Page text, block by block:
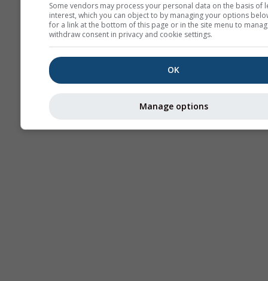
Cross-section
Some vendors may process your personal data on the basis of
interest, which you can object to by managing your options
for a link at the bottom of this page or in the site menu to
withdraw consent in privacy and cookie settings.
OK
Manage options